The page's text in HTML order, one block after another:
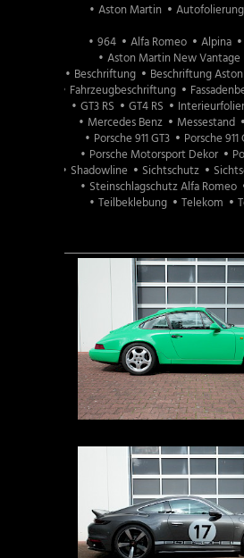
Aston Martin
Autofolierung
964
Alfa Romeo Alpina
Aston Martin New Vantage
Beschriftung
Beschriftung
Fahrzeugbeschriftung
GT3 RS
GT4 RS
Mercedes Benz
Messestand
Porsche 911 GT3
Porsche 911
Porsche Motorsport Dekor
Shadowline
Sichtschutz
Steinschlagschutz Alfa Romeo
Teilbeklebung
Telekom